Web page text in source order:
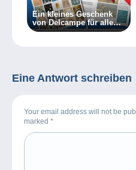
Ein kleines Geschenk
von Delcampe für alle
Sammler
Eine Antwort schreiben
Your email address will not be
marked *